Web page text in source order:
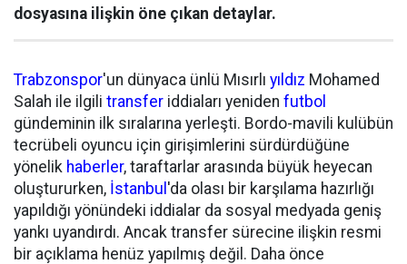
dosyasına ilişkin öne çıkan detaylar.
Trabzonspor'un dünyaca ünlü Mısırlı yıldız Mohamed
Salah ile ilgili transfer iddiaları yeniden futbol
gündeminin ilk sıralarına yerleşti. Bordo-mavili kulübün
tecrübeli oyuncu için girişimlerini sürdürdüğüne
yönelik haberler, taraftarlar arasında büyük heyecan
oluştururken, İstanbul 'da olası bir karşılama hazırlığı
yapıldığı yönündeki iddialar da sosyal medyada geniş
yankı uyandırdı. Ancak transfer sürecine ilişkin resmi
bir açıklama henüz yapılmış değil. Daha önce